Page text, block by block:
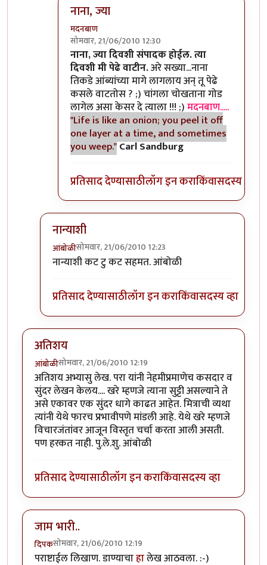
नाना, ज्या
मदनबाण
सोमवार, 21/06/2010 12:30
In reply to>>काहीbyII विकास II
नाना, ज्या दिवशी संपादक होईल. त्या
दिवशी मी पेढे वाटीन.अरे सख्या...नाना
तिकडे आंब्यांच्या मागे लागलाय अन् तू पेढे
कसले वाटतोस ? ;) चांगला चोखताना गोड
लागेल असा केसर दे त्याला !!! ;)मदनबाण.....
"Life is like an onion; you peel it off
one layer at a time, and sometimes
you weep."Carl Sandburg
प्रतिसाद देण्यासाठीलॉग इन कराकिंवासदस्य व्हा
नान्याशी
आंबोळीसोमवार, 21/06/2010 12:23
In reply to>>मिपावरbyअवलिया
नान्याशी कट टु कट सहमत. आंबोळी
प्रतिसाद देण्यासाठीलॉग इन कराकिंवासदस्य व्हा
अतिशय
आंबोळीसोमवार, 21/06/2010 12:19
अतिशय अभ्यासु लेख. परा यांनी नेहमीप्रमाणेच कसदार व
सुंदर लेखन केलय.... खरे म्हणजे त्याना सुट्टी असल्याने ते
असे एकावर एक सुंदर धागे काढत आहेत. मित्राची व्यथा
त्यांनी येथे फारच प्रभावीपणे मांडली आहे. येथे खरे म्हणजे
विचारजंतांवर आजून विस्तृत चर्चा करता आली असती.
पण हरकत नाही. पु.ले.शु. आंबोळी
प्रतिसाद देण्यासाठीलॉग इन कराकिंवासदस्य व्हा
जाम भारी..
दिपकसोमवार, 21/06/2010 12:19
पराष्टाईल लिखाण. डाण्याचाहालेख आठवला. :-)